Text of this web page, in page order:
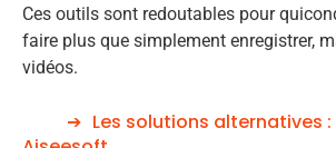
Ces outils sont redoutables pour
faire plus que simplement enregistrer,
vidéos.
Les solutions alternatives